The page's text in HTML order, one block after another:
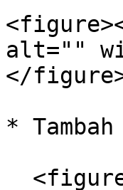
alt=""
</
*